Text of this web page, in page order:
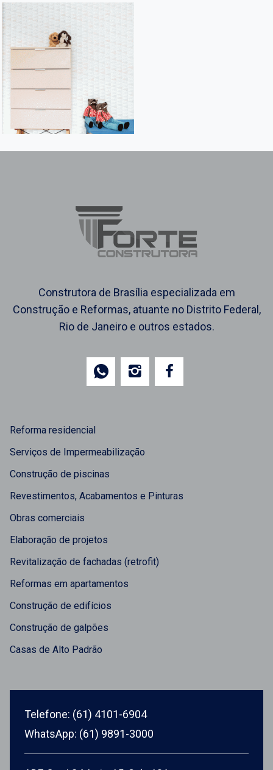
Construtora de Brasília especializada em
Construção e Reformas, atuante no Distrito Federal,
Rio de Janeiro e outros estados.
Reforma residencial
Serviços de Impermeabilização
Construção de piscinas
Revestimentos, Acabamentos e Pinturas
Obras comerciais
Elaboração de projetos
Revitalização de fachadas (retrofit)
Reformas em apartamentos
Construção de edifícios
Construção de galpões
Casas de Alto Padrão
Telefone: (61) 4101-6904
WhatsApp: (61) 9891-3000